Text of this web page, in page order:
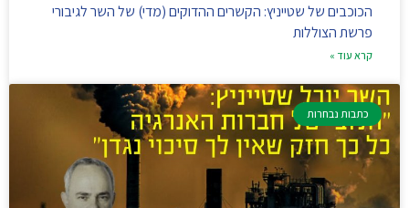
הכוכבים של שטייניץ: הקשרים ההדוקים (מדי) של השר לגיבורי
פרשת הצוללות
קרא עוד »
כתבות נבחרות